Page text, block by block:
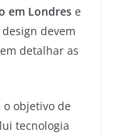
em Londres e
devem
detalhar as
o objetivo de
tecnologia